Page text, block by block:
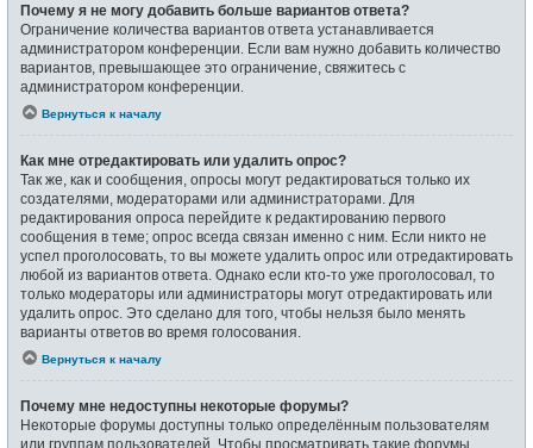
Почему я не могу добавить больше вариантов ответа?
Ограничение количества вариантов ответа устанавливается
администратором конференции. Если вам нужно добавить количество
вариантов, превышающее это ограничение, свяжитесь с
администратором конференции.
Вернуться к началу
Как мне отредактировать или удалить опрос?
Так же, как и сообщения, опросы могут редактироваться только их
создателями, модераторами или администраторами. Для
редактирования опроса перейдите к редактированию первого
сообщения в теме; опрос всегда связан именно с ним. Если никто не
успел проголосовать, то вы можете удалить опрос или отредактировать
любой из вариантов ответа. Однако если кто-то уже проголосовал, то
только модераторы или администраторы могут отредактировать или
удалить опрос. Это сделано для того, чтобы нельзя было менять
варианты ответов во время голосования.
Вернуться к началу
Почему мне недоступны некоторые форумы?
Некоторые форумы доступны только определённым пользователям
или группам пользователей. Чтобы просматривать такие форумы,